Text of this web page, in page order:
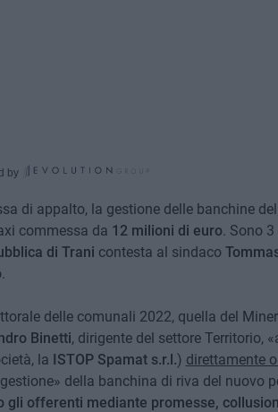
by
di appalto, la gestione delle banchine
commessa da 12 milioni di euro. Sono 3
di Trani contesta al sindaco
.
delle comunali 2022, quella del
Binetti, dirigente del settore Territorio,
la ISTOP Spamat s.r.l.) direttamente
della banchina di riva del nuovo
gli offerenti mediante promesse,